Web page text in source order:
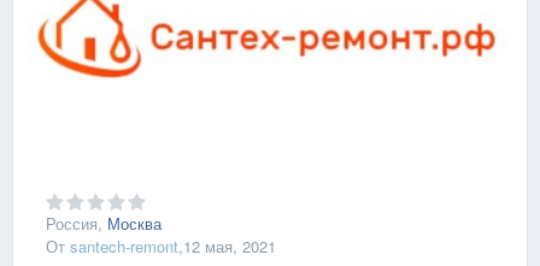
Россия, Москва
От santech-remont,12 мая, 2021